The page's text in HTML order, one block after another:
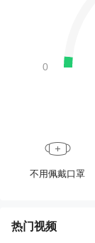
不用佩戴口罩
热门视频